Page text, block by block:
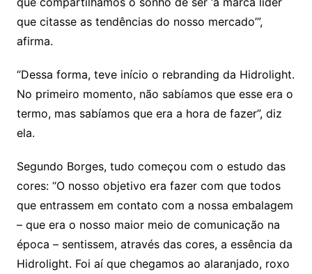
que citasse as tendências do nosso mercado’”,
afirma.
“Dessa forma, teve início o rebranding da Hidrolight.
No primeiro momento, não sabíamos que esse era o
termo, mas sabíamos que era a hora de fazer”, diz
ela.
Segundo Borges, tudo começou com o estudo das
cores: “O nosso objetivo era fazer com que todos
que entrassem em contato com a nossa embalagem
– que era o nosso maior meio de comunicação na
época – sentissem, através das cores, a essência da
Hidrolight. Foi aí que chegamos ao alaranjado, roxo